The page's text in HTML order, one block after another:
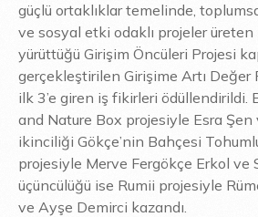
güçlü ortaklıklar temelinde,
ve sosyal etki odaklı projeler
yürüttüğü Girişim Öncüleri Projesi
gerçekleştirilen Girişime Artı Değer
ilk 3’e giren iş fikirleri ödüllendirildi.
and Nature Box projesiyle Esra Şen
ikinciliği Gökçe’nin Bahçesi
projesiyle Merve Fergökçe Erkol ve
üçüncülüğü ise Rumii projesiyle
ve Ayşe Demirci kazandı.